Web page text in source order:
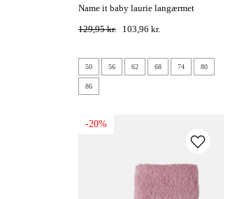
name it baby laurie langærmet
129,95 kr. 103,96 kr.
50 56 62 68 74 80
86
-20%